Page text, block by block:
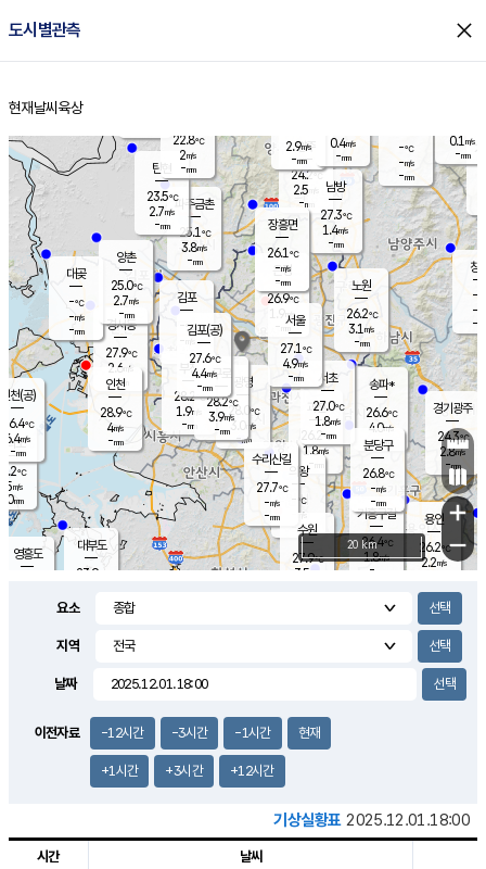
도시별관측 close
홈
현재날씨 육상
의도
℃
m/s
mm
영흥도
양주
24.2℃
2.5
-mm
과천
26.2℃
1.8m/s
- mm
용인
26.2℃
2.2m/s
경기광주
24.3℃
2.8m/s
-mm
2.9m/s
대부도
23.9
14.5
경서동
27.9℃
2.6 m/s
-mm
파주금촌
25.1℃
3.8m/s
-mm
-℃
-m/s
-mm
대곶
-℃
-m/s
-mm
창
-
-m/
-
탄현
23.5℃
2.7m/s
-mm
0.1 m/s
-mm
의왕
- ℃
m/s
mm
김포
- ℃
-m/s
mm
광명
28.0
℃
3.0 m/s
-mm
부천
28.2℃
1.9m/s
-mm
양촌
25.0℃
2.7m/s
-mm
구로
28.2℃
3.9m/s
-mm
은평
26.9℃
1.9 m/s
- mm
노원
26.2℃
3.1 m/s
-mm
송파*
26.6℃
4.0m/s
-mm
서초
27.0℃
1.8m/s
-mm
남방
27.3℃
1.4m/s
-mm
기흥구갈
26.4℃
1.8m/s
-
수리산길
27.7℃
-m/s
-mm
분당구
26.8℃
-m/s
-mm
장흥면
26.1℃
-m/s
-mm
2.9m/s
-mm
인천(공)
26.4℃
6.4m/s
-mm
김포(공)
27.6℃
4.4m/s
-mm
수원
27.9℃
3.5 m/s
인천
28.9℃
4m/s
-mm
서울
27.1℃
4.9m/s
-mm
22.8℃
2m/s
-mm
0.4m/s
-mm
+
−
20 km
요소
지역
날짜
이전자료 -12시간 -3시간 -1시간 현재
+1시간 +3시간 +12시간
기상실황표 2025.12.01.18:00
시간 날씨